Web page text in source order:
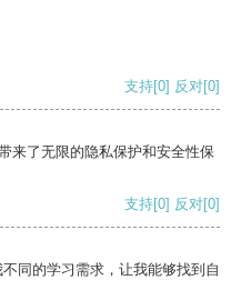
支持[0] 反对[0]
来了无限的隐私保护和安全性保
支持[0] 反对[0]
同的学习需求，让我能够找到自